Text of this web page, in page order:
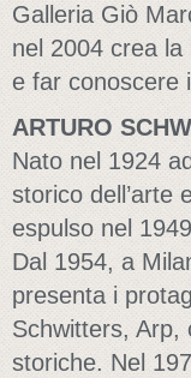
Galleria Giò
nel 2004 crea la
e far conoscere
ARTURO
Nato nel 1924
storico dell’arte
espulso nel
Dal 1954, a
presenta i
Schwitters, Arp,
storiche. Nel